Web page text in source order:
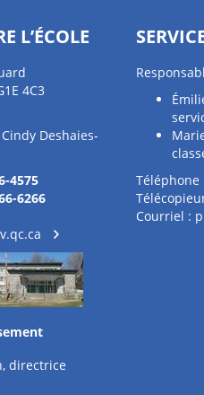
L’ÉCOLE
4C3
Deshaies-
4575
6266
directrice
Téléphone
Courriel :